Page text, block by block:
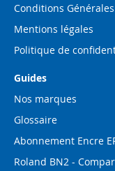
Conditions
Mentions légales
Politique de
Guides
Nos marques
Glossaire
Abonnement Encre
Roland BN2 -